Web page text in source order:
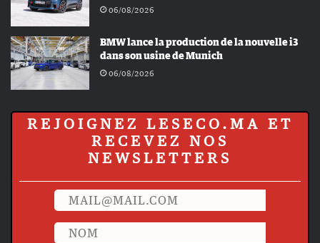
06/08/2026
BMW lance la production de la nouvelle i3
dans son usine de Munich
06/08/2026
REJOIGNEZ LESECO.MA ET
RECEVEZ NOS
NEWSLETTERS